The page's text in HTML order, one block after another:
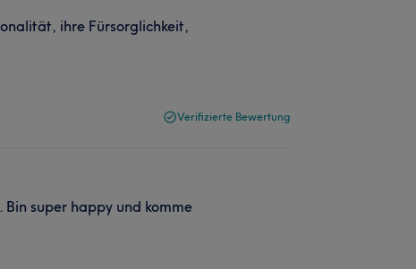
ihre Fürsorglichkeit,
Verifizierte Bewertung
super happy und komme